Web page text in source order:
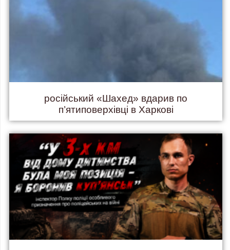
російський «Шахед» вдарив по
п’ятиповерхівці в Харкові